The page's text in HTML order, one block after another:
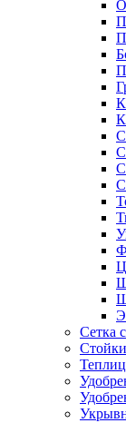
Сетка